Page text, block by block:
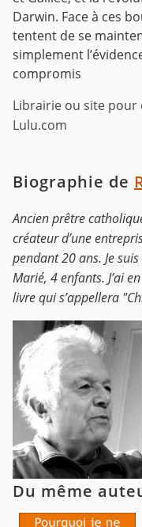
Darwin. Face à ces
tentent de se
simplement
compromis
Librairie ou site pour
Lulu.com
Biographie de
Ancien prêtre
créateur d’une
pendant 20 ans. Je
Marié, 4 enfants. J’ai
livre qui s’appellera
Du même